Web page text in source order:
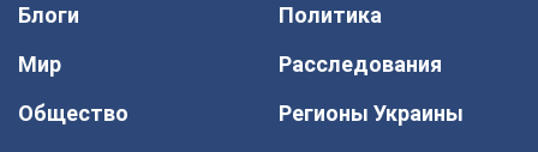
Блоги
Политика
Мир
Расследования
Общество
Регионы Украины